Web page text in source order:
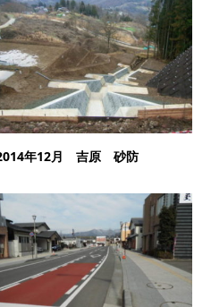
年12月 吉原 砂防